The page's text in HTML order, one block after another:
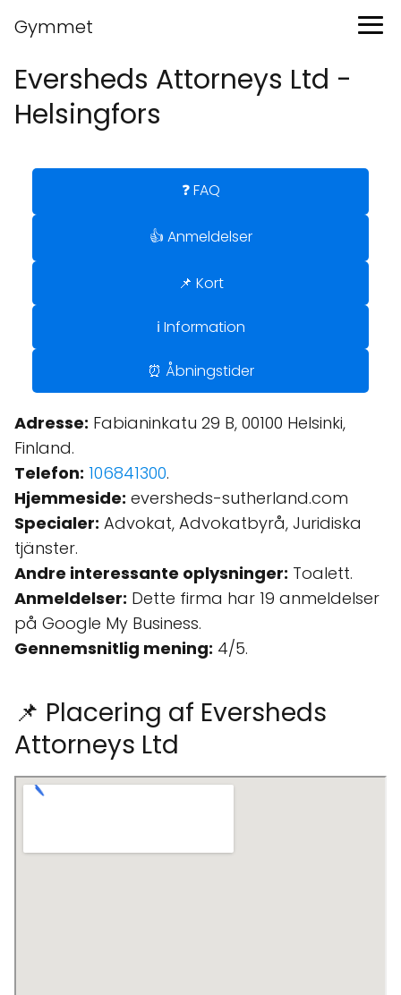
Gymmet
Eversheds Attorneys Ltd -
Helsingfors
❓ FAQ
👍 Anmeldelser
📌 Kort
ℹ️ Information
⏰ Åbningstider
Adresse: Fabianinkatu 29 B, 00100 Helsinki,
Finland.
Telefon: 106841300.
Hjemmeside: eversheds-sutherland.com
Specialer: Advokat, Advokatbyrå, Juridiska
tjänster.
Andre interessante oplysninger: Toalett.
Anmeldelser: Dette firma har 19 anmeldelser
på Google My Business.
Gennemsnitlig mening: 4/5.
📌 Placering af Eversheds
Attorneys Ltd